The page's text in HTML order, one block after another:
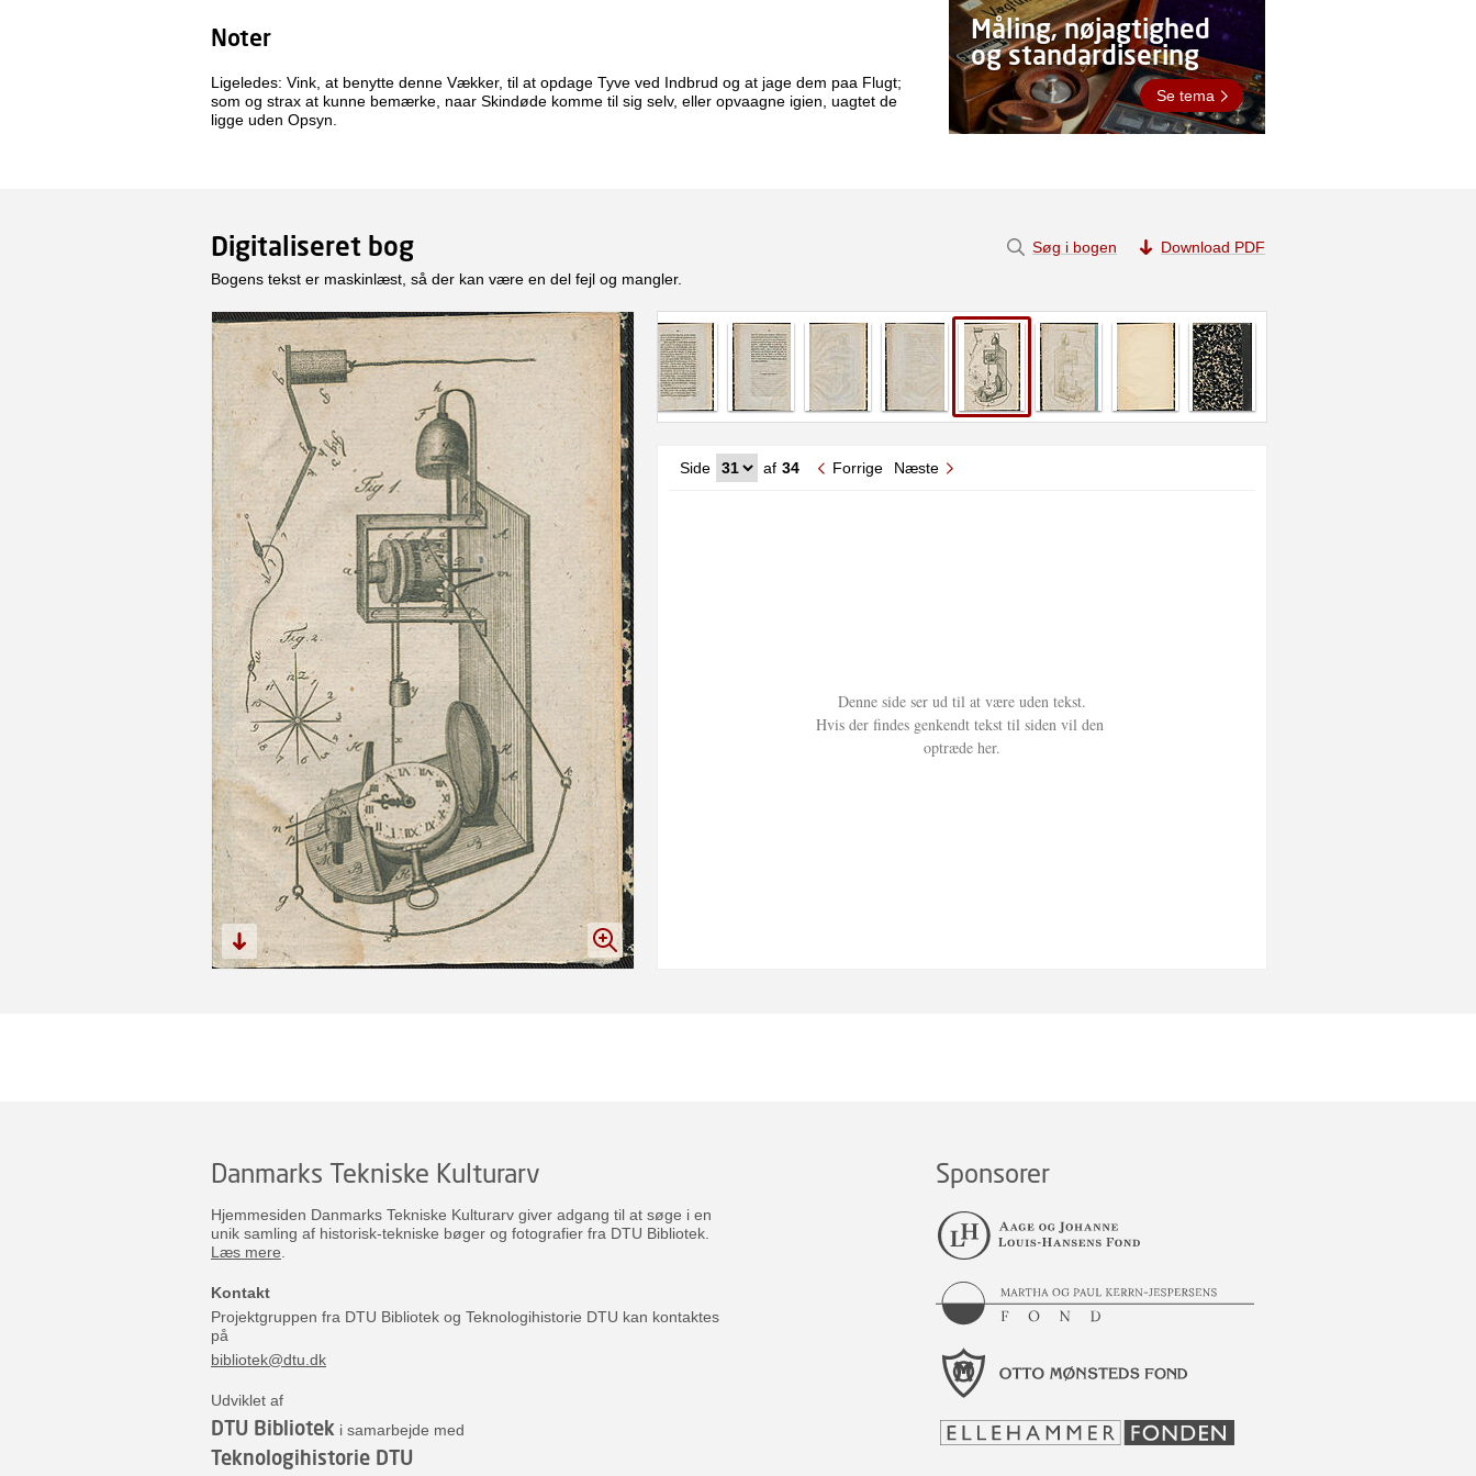
Noter
Ligeledes: Vink, at benytte denne Vækker, til at opdage Tyve ved Indbrud og at jage dem paa Flugt;
som og strax at kunne bemærke, naar Skindøde komme til sig selv, eller opvaagne igien, uagtet de
ligge uden Opsyn.
Måling, nøjagtighed
og standardisering
Se tema
Digitaliseret bog
Bogens tekst er maskinlæst, så der kan være en del fejl og mangler.
Side af 34 Forrige Næste
Søg i bogen Download PDF
Danmarks Tekniske Kulturarv
Hjemmesiden Danmarks Tekniske Kulturarv giver adgang til at søge i en
unik samling af historisk-tekniske bøger og fotografier fra DTU Bibliotek.
Læs mere
Kontakt
Projektgruppen fra DTU Bibliotek og Teknologihistorie DTU kan kontaktes
på
bibliotek@dtu.dk
Udviklet af
DTU Bibliotek i samarbejde med
Teknologihistorie DTU
Sponsorer